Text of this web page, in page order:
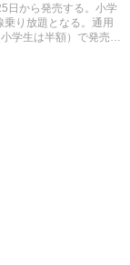
日から発売する。小学
り放題となる。通用
学生は半額）で発売す